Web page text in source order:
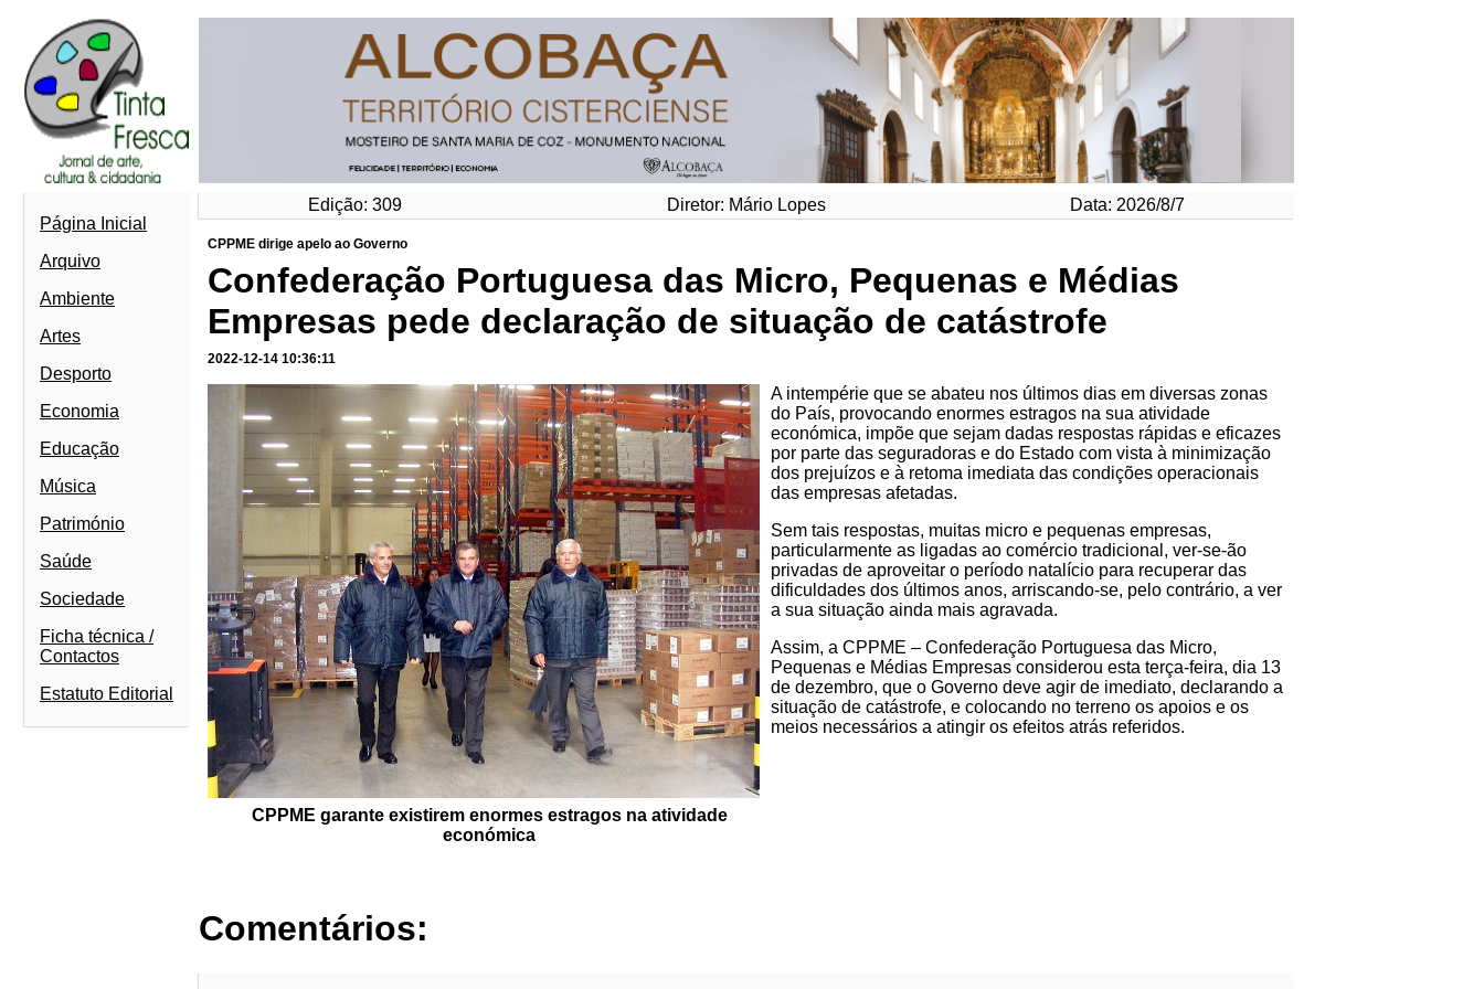
Edição: 309 Diretor: Mário Lopes
Data: 2026/8/7
Página Inicial
Arquivo
Ambiente
Artes
Desporto
Economia
Educação
Música
Património
Saúde
Sociedade
Ficha técnica /
Contactos
Estatuto Editorial
CPPME dirige apelo ao Governo
Confederação Portuguesa das Micro, Pequenas e Médias
Empresas pede declaração de situação de catástrofe
2022-12-14 10:36:11
CPPME garante existirem enormes estragos na atividade
económica
A intempérie que se abateu nos últimos dias em diversas zonas
do País, provocando enormes estragos na sua atividade
económica, impõe que sejam dadas respostas rápidas e eficazes
por parte das seguradoras e do Estado com vista à minimização
dos prejuízos e à retoma imediata das condições operacionais
das empresas afetadas.
Sem tais respostas, muitas micro e pequenas empresas,
particularmente as ligadas ao comércio tradicional, ver-se-ão
privadas de aproveitar o período natalício para recuperar das
dificuldades dos últimos anos, arriscando-se, pelo contrário, a ver
a sua situação ainda mais agravada.
Assim, a CPPME – Confederação Portuguesa das Micro,
Pequenas e Médias Empresas considerou esta terça-feira, dia 13
de dezembro, que o Governo deve agir de imediato, declarando a
situação de catástrofe, e colocando no terreno os apoios e os
meios necessários a atingir os efeitos atrás referidos.
Comentários: